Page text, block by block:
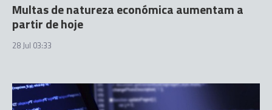
Multas de natureza económica aumentam a
partir de hoje
28 Jul 03:33